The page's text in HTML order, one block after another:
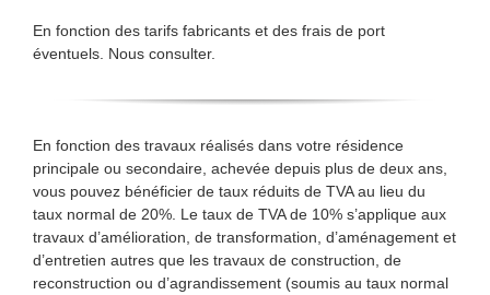
En fonction des tarifs fabricants et des frais de port
éventuels. Nous consulter.
En fonction des travaux réalisés dans votre résidence
principale ou secondaire, achevée depuis plus de deux ans,
vous pouvez bénéficier de taux réduits de TVA au lieu du
taux normal de 20%. Le taux de TVA de 10% s’applique aux
travaux d’amélioration, de transformation, d’aménagement et
d’entretien autres que les travaux de construction, de
reconstruction ou d’agrandissement (soumis au taux normal